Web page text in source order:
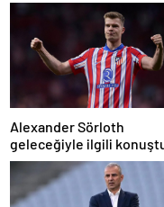
Alexander Sörloth
geleceğiyle ilgili